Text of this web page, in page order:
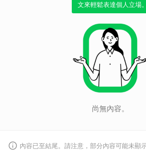
文來輕鬆表達個人立場。
尚無內容。
內容已至結尾。請注意，部分內容可能未顯示